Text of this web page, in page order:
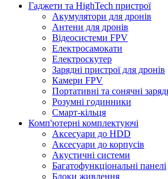
Гаджети та HighTech пристрої
Акумулятори для дронів
Антени для дронів
Відеосистеми FPV
Електросамокати
Електроскутер
Зарядні пристрої для дронів
Камери FPV
Портативні та сонячні
Розумні годинники
Смарт-кільця
Комп'ютерні комплектуючі
Аксесуари до HDD
Аксесуари до корпусів
Акустичні системи
Багатофункціональні панелі
Блоки живлення